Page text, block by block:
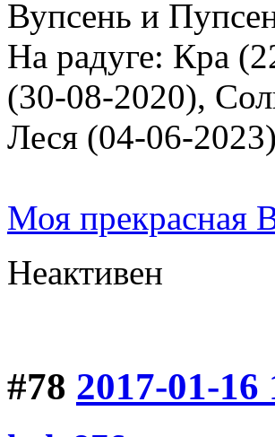
Вупсень и
На радуге: Кра
(30-08-2020),
Леся (04-06-
Моя прекрасная
Неактивен
#78 2017-01-16